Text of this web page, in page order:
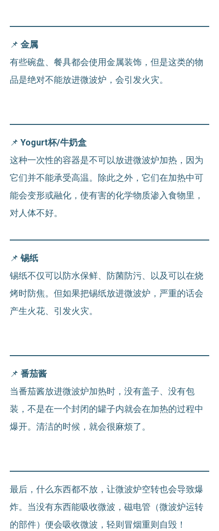
📌 金属
有些碗盘、餐具都会使用金属装饰，但是这类的物
品是绝对不能放进微波炉，会引发火灾。
📌 Yogurt杯/牛奶盒
这种一次性的容器是不可以放进微波炉加热，因为
它们并不能承受高温。除此之外，它们在加热中可
能会变形或融化，使有害的化学物质渗入食物里，
对人体不好。
📌锡纸
锡纸不仅可以防水保鲜、防菌防污、以及可以在烧
烤时防焦。但如果把锡纸放进微波炉，严重的话会
产生火花、引发火灾。
📌 番茄酱
当番茄酱放进微波炉加热时，没有盖子、没有包
装，不是在一个封闭的罐子内就会在加热的过程中
爆开。清洁的时候，就会很麻烦了。
最后，什么东西都不放，让微波炉空转也会导致爆
炸。当没有东西能吸收微波，磁电管（微波炉运转
的部件）便会吸收微波，轻则冒烟重则自毁！